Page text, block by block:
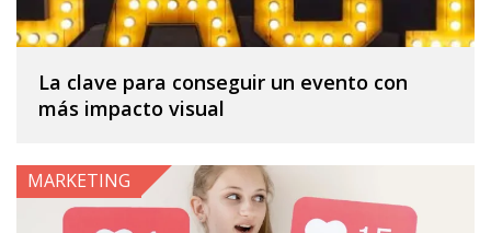
La clave para conseguir un evento con
más impacto visual
MARKETING